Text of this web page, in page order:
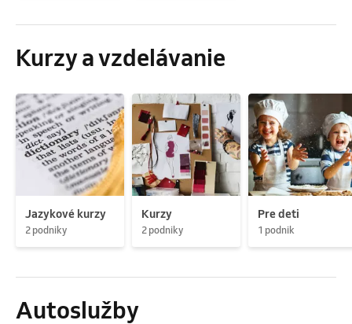
Kurzy a vzdelávanie
Jazykové kurzy
2 podniky
Kurzy
2 podniky
Pre deti
1 podnik
Autoslužby